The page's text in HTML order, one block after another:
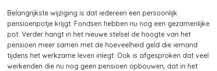
Belangrijkste wijziging is dat iedereen een persoonlijk
pensioenpotje krijgt. Fondsen hebben nu nog een gezamenlijke
pot. Verder hangt in het nieuwe stelsel de hoogte van het
pensioen meer samen met de hoeveelheid geld die iemand
tijdens het werkzame leven inlegt. Ook is afgesproken dat veel
werkenden die nu nog geen pensioen opbouwen, dat in het